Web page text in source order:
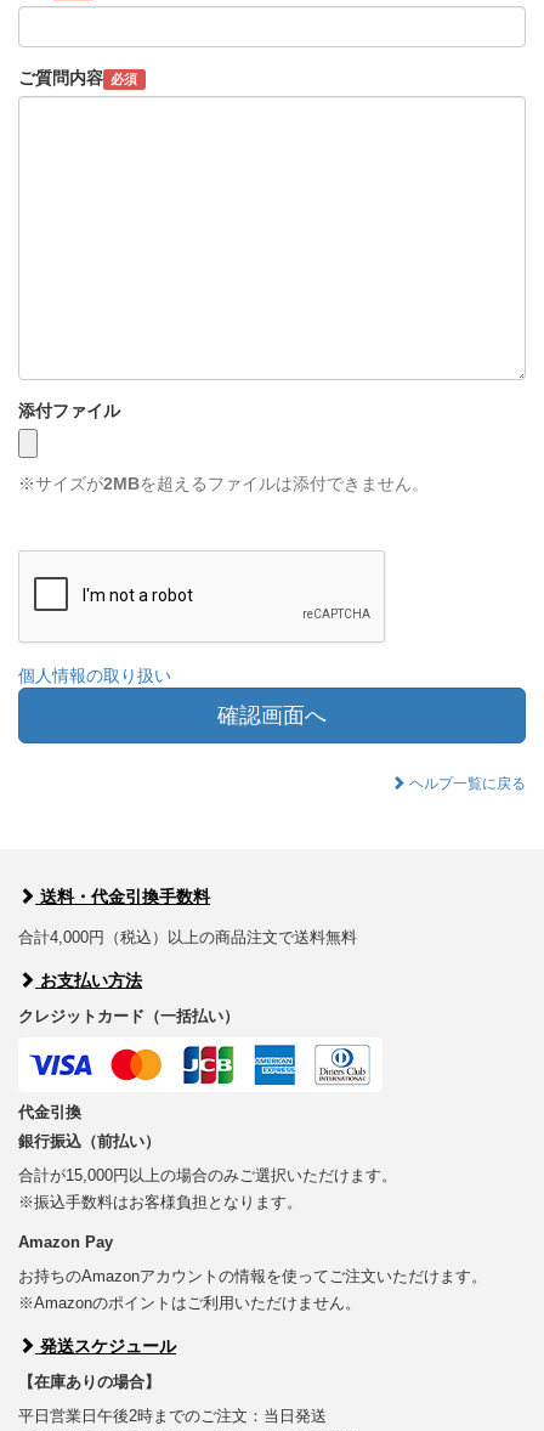
ご質問内容 必須
添付ファイル
※サイズが2MBを超えるファイルは添付できません。
個人情報の取り扱い
確認画面へ
ヘルプ一覧に戻る
送料・代金引換手数料
合計4,000円（税込）以上の商品注文で送料無料
お支払い方法
クレジットカード（一括払い）
代金引換
銀行振込（前払い）
合計が15,000円以上の場合のみご選択いただけます。
※振込手数料はお客様負担となります。
Amazon Pay
お持ちのAmazonアカウントの情報を使ってご注文いただけます。
※Amazonのポイントはご利用いただけません。
発送スケジュール
【在庫ありの場合】
平日営業日午後2時までのご注文：当日発送